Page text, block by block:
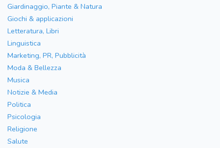
Giardinaggio, Piante & Natura
Giochi & applicazioni
Letteratura, Libri
Linguistica
Marketing, PR, Pubblicità
Moda & Bellezza
Musica
Notizie & Media
Politica
Psicologia
Religione
Salute